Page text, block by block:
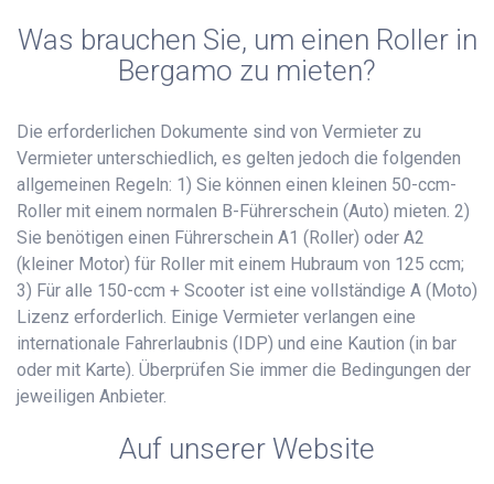
Was brauchen Sie, um einen Roller in
Bergamo zu mieten?
Die erforderlichen Dokumente sind von Vermieter zu
Vermieter unterschiedlich, es gelten jedoch die folgenden
allgemeinen Regeln: 1) Sie können einen kleinen 50-ccm-
Roller mit einem normalen B-Führerschein (Auto) mieten. 2)
Sie benötigen einen Führerschein A1 (Roller) oder A2
(kleiner Motor) für Roller mit einem Hubraum von 125 ccm;
3) Für alle 150-ccm + Scooter ist eine vollständige A (Moto)
Lizenz erforderlich. Einige Vermieter verlangen eine
internationale Fahrerlaubnis (IDP) und eine Kaution (in bar
oder mit Karte). Überprüfen Sie immer die Bedingungen der
jeweiligen Anbieter.
Auf unserer Website